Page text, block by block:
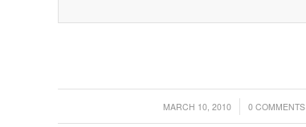
MARCH 10, 2010
/ 0 COMMENTS
/